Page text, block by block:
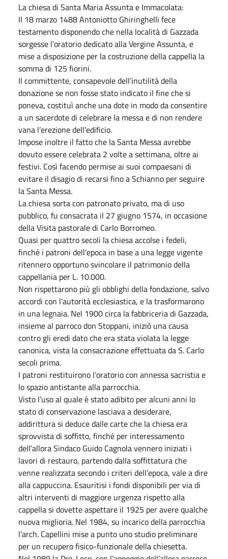
La chiesa di Santa Maria Assunta e Immacolata:
Il 18 marzo 1488 Antoniotto Ghiringhelli fece
testamento disponendo che nella località di Gazzada
sorgesse l’oratorio dedicato alla Vergine Assunta, e
mise a disposizione per la costruzione della cappella la
somma di 125 fiorini.
Il committente, consapevole dell’inutilità della
donazione se non fosse stato indicato il fine che si
poneva, costituì anche una dote in modo da consentire
a un sacerdote di celebrare la messa e di non rendere
vana l’erezione dell’edificio.
Impose inoltre il fatto che la Santa Messa avrebbe
dovuto essere celebrata 2 volte a settimana, oltre ai
festivi. Così facendo permise ai suoi compaesani di
evitare il disagio di recarsi fino a Schianno per seguire
la Santa Messa.
La chiesa sorta con patronato privato, ma di uso
pubblico, fu consacrata il 27 giugno 1574, in occasione
della Visita pastorale di Carlo Borromeo.
Quasi per quattro secoli la chiesa accolse i fedeli,
finché i patroni dell’epoca in base a una legge vigente
ritennero opportuno svincolare il patrimonio della
cappellania per L. 10.000.
Non rispettarono più gli obblighi della fondazione, salvo
accordi con l’autorità ecclesiastica, e la trasformarono
in una legnaia. Nel 1900 circa la fabbriceria di Gazzada,
insieme al parroco don Stoppani, iniziò una causa
contro gli eredi dato che era stata violata la legge
canonica, vista la consacrazione effettuata da S. Carlo
secoli prima.
I patroni restituirono l’oratorio con annessa sacristia e
lo spazio antistante alla parrocchia.
Visto l’uso al quale è stato adibito per alcuni anni lo
stato di conservazione lasciava a desiderare,
addirittura si deduce dalle carte che la chiesa era
sprovvista di soffitto, finché per interessamento
dell’allora Sindaco Guido Cagnola vennero iniziati i
lavori di restauro, partendo dalla soffittatura che
venne realizzata secondo i criteri dell’epoca, vale a dire
alla cappuccina. Esauritisi i fondi disponibili per via di
altri interventi di maggiore urgenza rispetto alla
cappella si dovette aspettare il 1925 per avere qualche
nuova miglioria. Nel 1984, su incarico della parrocchia
l’arch. Capellini mise a punto uno studio preliminare
per un recupero fisico-funzionale della chiesetta.